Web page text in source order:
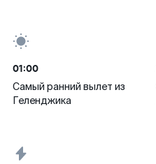
01:00
Самый ранний вылет из
Геленджика